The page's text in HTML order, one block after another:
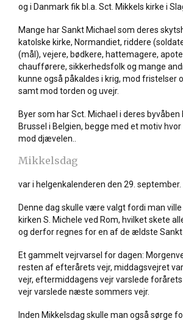
og i Danmark fik bl.a. Sct. Mikkels kirke i
Mange har Sankt Michael som deres
katolske kirke, Normandiet, riddere
(mål), vejere, bødkere, hattemagere,
chaufførere, sikkerhedsfolk og mange
kunne også påkaldes i krig, mod fristelser
samt mod torden og uvejr.
Byer som har Sct. Michael i deres byvåben
Brussel i Belgien, begge med et motiv
mod djævelen..
Mikkelsdag
var i helgenkalenderen den 29. september.
Denne dag skulle være valgt fordi man
kirken S. Michele ved Rom, hvilket skete
og derfor regnes for en af de ældste Sankt
Et gammelt vejrvarsel for dagen:
resten af efterårets vejr, middagsvejret
vejr, eftermiddagens vejr varslede
vejr varslede næste sommers vejr.
Inden Mikkelsdag skulle man også sørge